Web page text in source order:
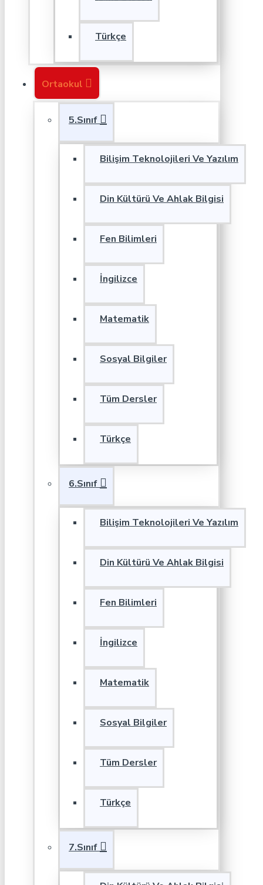
Türkçe
Ortaokul
5.Sınıf
Bilişim Teknolojileri Ve Yazılım
Din Kültürü Ve Ahlak Bilgisi
Fen Bilimleri
İngilizce
Matematik
Sosyal Bilgiler
Tüm Dersler
Türkçe
6.Sınıf
Bilişim Teknolojileri Ve Yazılım
Din Kültürü Ve Ahlak Bilgisi
Fen Bilimleri
İngilizce
Matematik
Sosyal Bilgiler
Tüm Dersler
Türkçe
7.Sınıf